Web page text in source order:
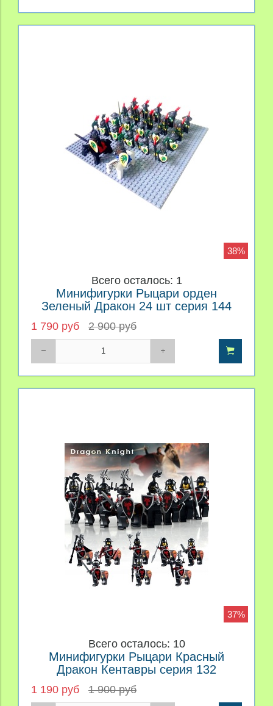
38%
Всего осталось: 1
Минифигурки Рыцари орден
Зеленый Дракон 24 шт серия 144
1 790 руб 2 900 руб
37%
Всего осталось: 10
Минифигурки Рыцари Красный
Дракон Кентавры серия 132
1 190 руб 1 900 руб